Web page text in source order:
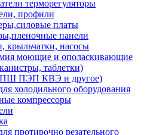
терморегуляторы
профили
платы
панели
крыльчатки, насосы
моющие и ополаскивающие
таблетки)
ПЭП КВЭ и другое)
холодильного оборудования
компрессоры
протирочно резательного